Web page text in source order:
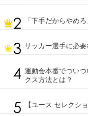
「下手だからやめ
サッカー選手に必要
運動会本番でつい
クス方法とは？
【ユース セレクシ